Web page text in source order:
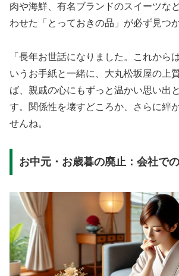
肉や海鮮、有名ブランドのスイーツな
わせた「とっておきの品」が必ず見つ
「長年お世話になりました。これから
いうお手紙と一緒に、大丸松坂屋の上
ば、親戚の心にもずっと温かい思い出
す。関係性を壊すどころか、さらに絆
せんね。
お中元・お歳暮の廃止：会社で